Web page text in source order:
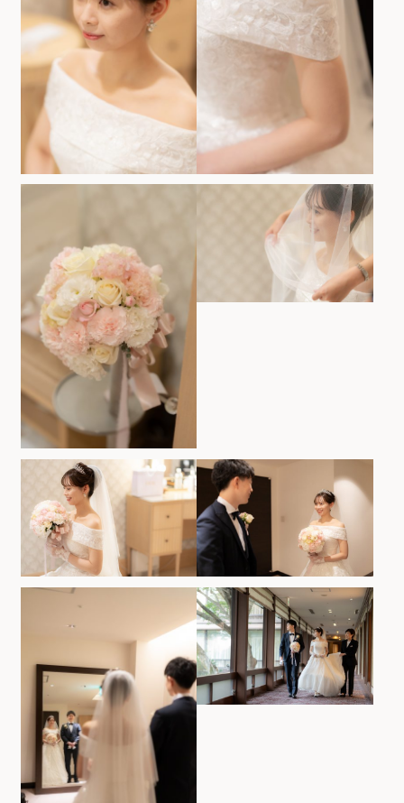
お問合せ ・ 資料請求
ブライダルフェア
ホテル椿山荘東京
TEL.03-3943-0417
営業時間 11:00〜18:00（土日祝 10:00〜19:00）
定休日
〒112-8680 東京都文京区関口2-10-8
ホテルサイト
運営会社情報 プライバシーポリシー